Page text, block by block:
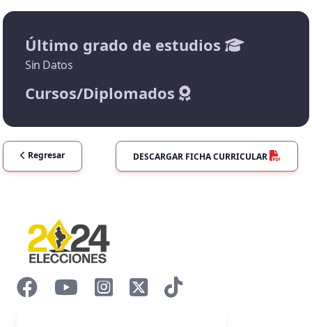
Último grado de estudios
Sin Datos
Cursos/Diplomados
Regresar DESCARGAR FICHA CURRICULAR